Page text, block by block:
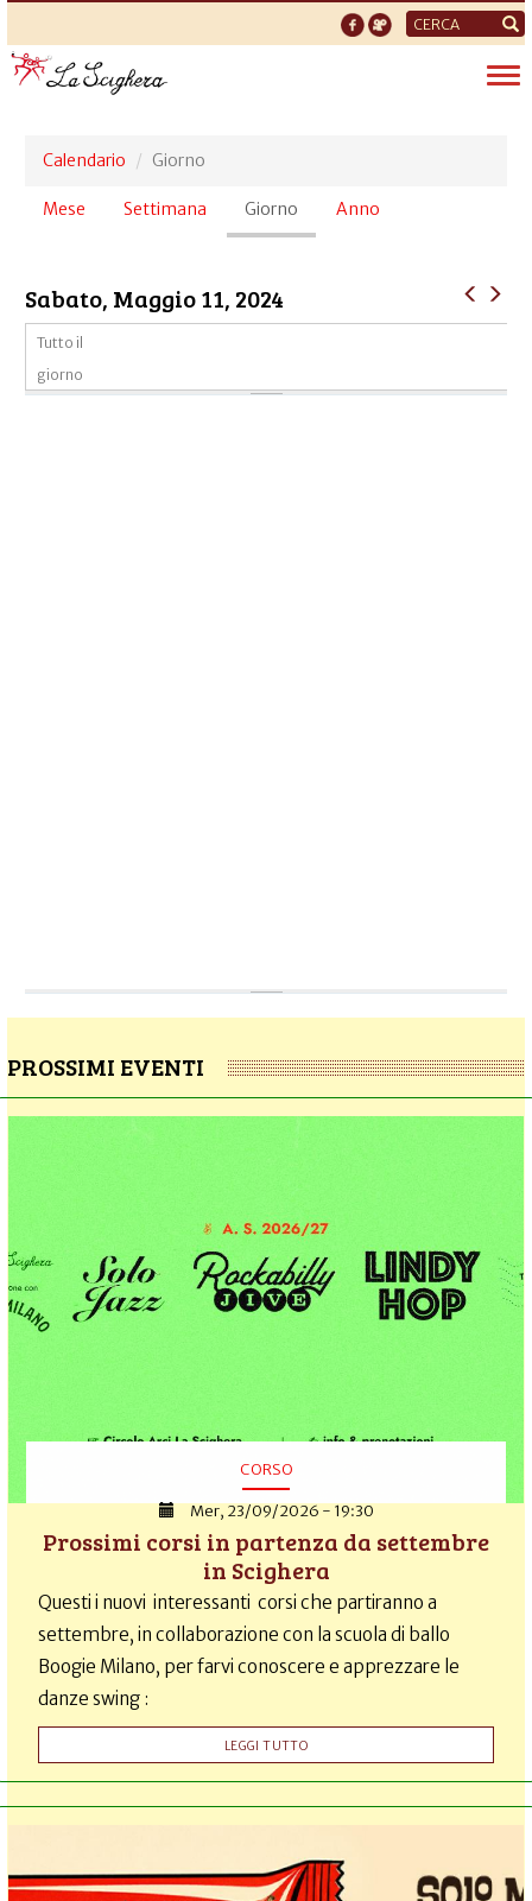
Form
di
ricerca
Calendario Giorno
Schede
Mese Settimana Giorno (scheda
attiva)
Anno
Sabato, Maggio 11, 2024
Tutto il
giorno
PROSSIMI EVENTI
CORSO
Mer, 23/09/2026 - 19:30
Prossimi corsi in partenza da settembre
in Scighera
Questi i nuovi interessanti corsi che partiranno a
settembre, in collaborazione con la scuola di ballo
Boogie Milano, per farvi conoscere e apprezzare le
danze swing :
LEGGI TUTTO